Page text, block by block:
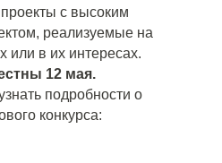
с высоким
реализуемые на
или в их интересах.
12 мая.
подробности о
конкурса: